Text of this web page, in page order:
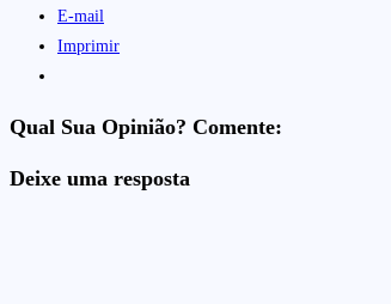
E-mail
Imprimir
Qual Sua Opinião? Comente:
Deixe uma resposta